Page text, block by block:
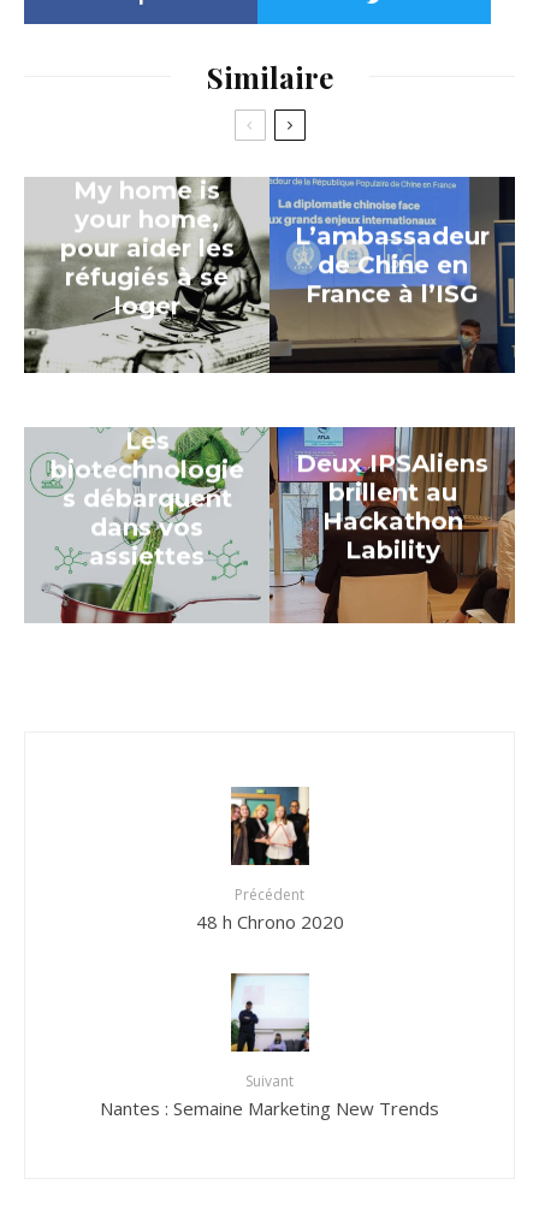
Similaire
My home is
your home,
pour aider les
réfugiés à se
loger
L’ambassadeur
de Chine en
France à l’ISG
Les
biotechnologie
s débarquent
dans vos
assiettes
Deux IPSAliens
brillent au
Hackathon
Lability
Précédent
48 h Chrono 2020
Suivant
Nantes : Semaine Marketing New Trends